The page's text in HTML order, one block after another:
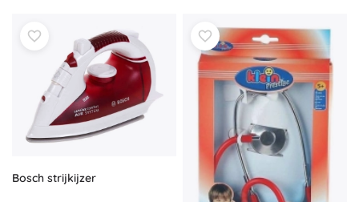
Bosch strijkijzer